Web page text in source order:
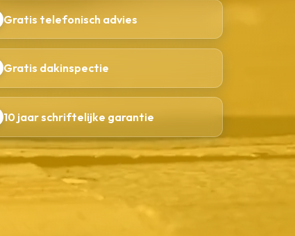
Gratis telefonisch advies
Gratis dakinspectie
10 jaar schriftelijke garantie